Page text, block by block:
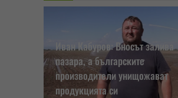
Иван Кабуров: Вносът залива
пазара, а българските
производители унищожават
продукцията си